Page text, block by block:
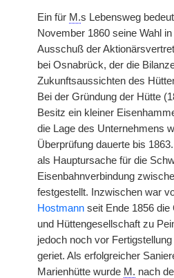
Ein für M.s Lebensweg
November 1860 seine Wahl
Ausschuß der
bei Osnabrück, der die
Zukunftsaussichten des
Bei der Gründung der Hütte
Besitz ein kleiner
die Lage des Unternehmens
Überprüfung dauerte bis
als Hauptursache für die
Eisenbahnverbindung
festgestellt. Inzwischen war
Hostmann seit Ende 1856 die
und Hüttengesellschaft zu
jedoch noch vor
geriet. Als erfolgreicher
Marienhütte wurde M. nach